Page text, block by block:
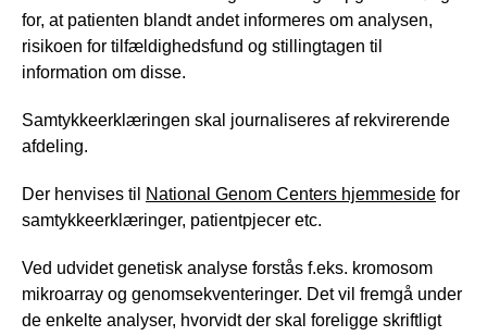
for, at patienten blandt andet informeres om analysen,
risikoen for tilfældighedsfund og stillingtagen til
information om disse.
Samtykkeerklæringen skal journaliseres af rekvirerende
afdeling.
Der henvises til National Genom Centers hjemmeside for
samtykkeerklæringer, patientpjecer etc.
Ved udvidet genetisk analyse forstås f.eks. kromosom
mikroarray og genomsekventeringer. Det vil fremgå under
de enkelte analyser, hvorvidt der skal foreligge skriftligt